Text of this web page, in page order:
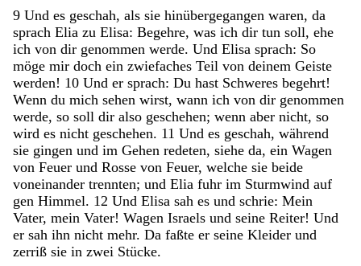
9 Und es geschah, als sie hinübergegangen waren, da
sprach Elia zu Elisa: Begehre, was ich dir tun soll, ehe
ich von dir genommen werde. Und Elisa sprach: So
möge mir doch ein zwiefaches Teil von deinem Geiste
werden! 10 Und er sprach: Du hast Schweres begehrt!
Wenn du mich sehen wirst, wann ich von dir genommen
werde, so soll dir also geschehen; wenn aber nicht, so
wird es nicht geschehen. 11 Und es geschah, während
sie gingen und im Gehen redeten, siehe da, ein Wagen
von Feuer und Rosse von Feuer, welche sie beide
voneinander trennten; und Elia fuhr im Sturmwind auf
gen Himmel. 12 Und Elisa sah es und schrie: Mein
Vater, mein Vater! Wagen Israels und seine Reiter! Und
er sah ihn nicht mehr. Da faßte er seine Kleider und
zerriß sie in zwei Stücke.